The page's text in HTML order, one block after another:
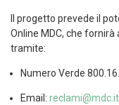
Il progetto prevede il
Online MDC, che fornirà
tramite:
Numero Verde
Email: reclami@mdc.it